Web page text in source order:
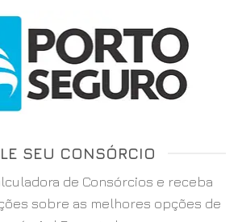
SEU CONSÓRCIO
de Consórcios e receba
sobre as melhores opções de